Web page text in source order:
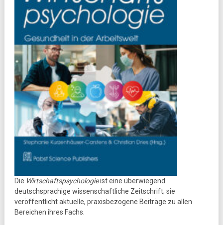
Die Wirtschaftspsychologieist eine überwiegend
deutschsprachige wissenschaftliche Zeitschrift; sie
veröffentlicht aktuelle, praxisbezogene Beiträge zu allen
Bereichen ihres Fachs.